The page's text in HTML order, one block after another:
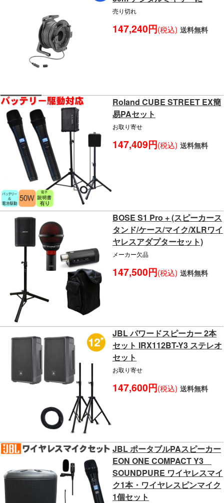
売り切れ
147,240円(税込) 送料無料
Roland CUBE STREET EX簡
易PAセット
お取り寄せ
147,409円(税込) 送料無料
BOSE S1 Pro + (スピーカース
タンド/ケース/マイク/XLRワイ
ヤレスアダプターセット)
メーカー欠品
147,500円(税込) 送料無料
JBL パワードスピーカー 2本
セット IRX112BT-Y3 ステレオ
セット
お取り寄せ
147,600円(税込) 送料無料
JBL ポータブルPAスピーカー
EON ONE COMPACT Y3
SOUNDPURE ワイヤレスマイ
ク1本・ワイヤレスピンマイク
1個セット